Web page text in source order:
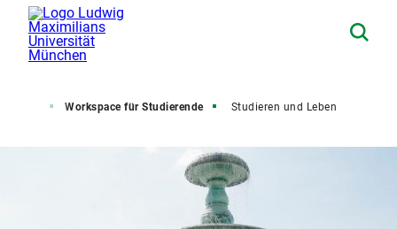
Workspace für Studierende Studieren und Leben